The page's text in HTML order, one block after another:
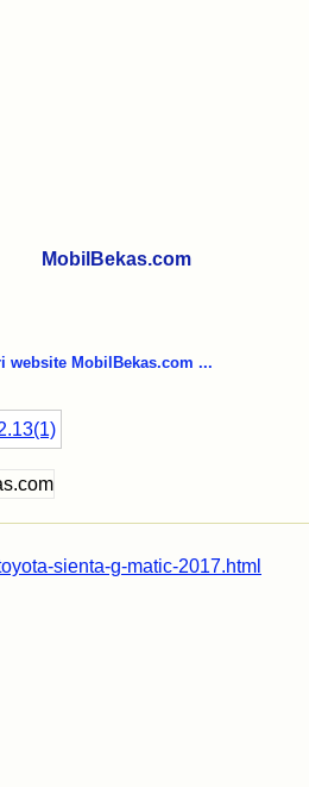
MobilBekas.com
website MobilBekas.com ...
sienta-g-matic-2017.html